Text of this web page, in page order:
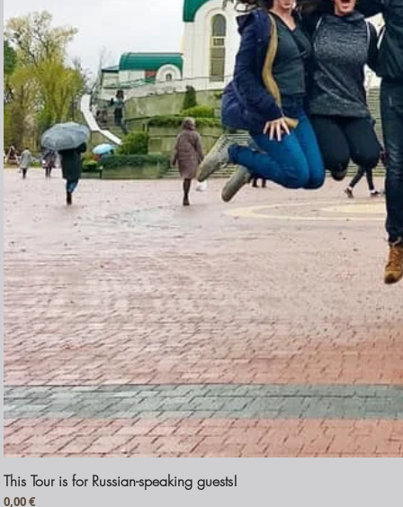
This Tour is for Russian-speaking guests!
Prezzo
0,00 €